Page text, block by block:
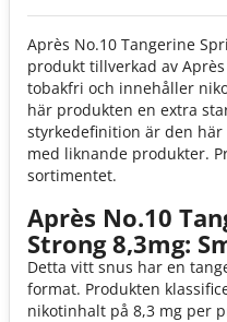
Après No.10 Tangerine
produkt tillverkad av
tobakfri och innehåller
här produkten en extra
styrkedefinition är den
med liknande produkter.
sortimentet.
Après No.10
Strong 8,3mg:
Detta vitt snus har en
format. Produkten
nikotinhalt på 8,3 mg per